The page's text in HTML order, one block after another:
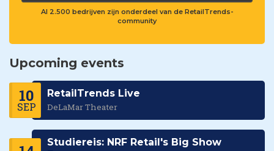
Al 2.500 bedrijven zijn onderdeel van de RetailTrends-
community
Upcoming events
10
SEP
RetailTrends Live
DeLaMar Theater
Studiereis: NRF Retail's Big Show